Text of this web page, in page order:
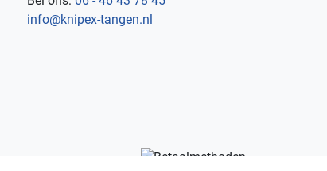
info@knipex-tangen.nl